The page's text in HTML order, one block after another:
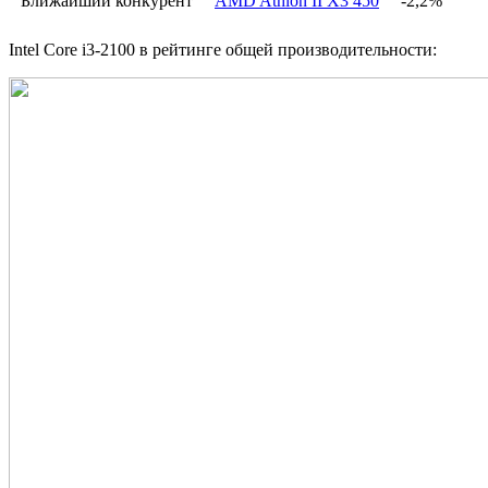
Intel Core i3-2100 в рейтинге общей производительности: